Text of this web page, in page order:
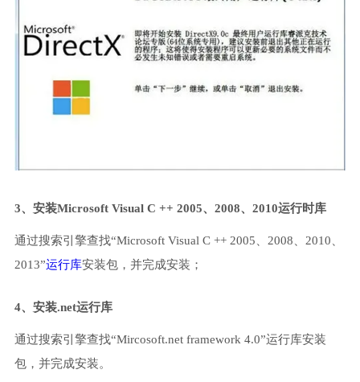
3、安装Microsoft Visual C ++ 2005、2008、2010运行时库
通过搜索引擎查找“Microsoft Visual C ++ 2005、2008、2010、
2013”运行库安装包，并完成安装；
4、安装.net运行库
通过搜索引擎查找“Mircosoft.net framework 4.0”运行库安装
包，并完成安装。